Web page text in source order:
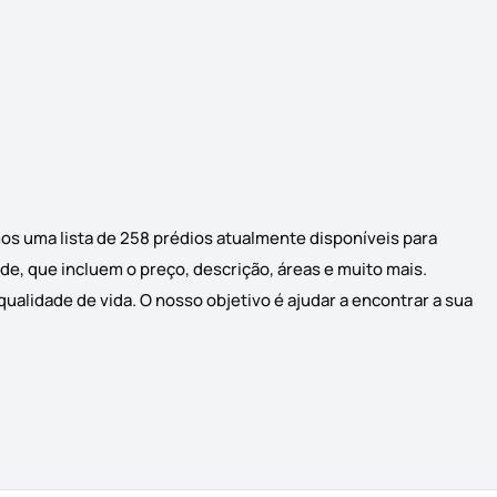
uma lista de 258 prédios atualmente disponíveis para
que incluem o preço, descrição, áreas e muito mais.
de vida. O nosso objetivo é ajudar a encontrar a sua